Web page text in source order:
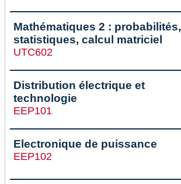
Mathématiques 2 : probabilités,
statistiques, calcul matriciel
UTC602
Distribution électrique et
technologie
EEP101
Electronique de puissance
EEP102